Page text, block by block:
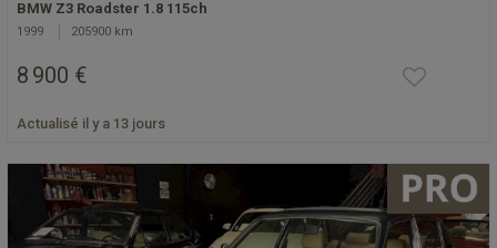
BMW Z3 Roadster 1.8 115ch
1999 205900 km
8 900 €
Actualisé il y a 13 jours